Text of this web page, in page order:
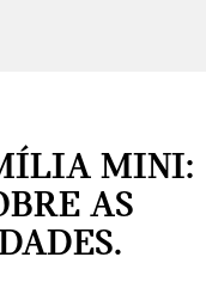
MINI:
AS